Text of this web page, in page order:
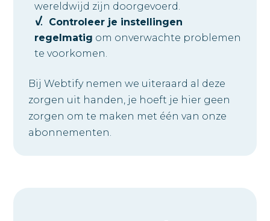
wereldwijd zijn doorgevoerd.
Controleer je instellingen
regelmatig om onverwachte problemen
te voorkomen.
Bij Webtify nemen we uiteraard al deze
zorgen uit handen, je hoeft je hier geen
zorgen om te maken met één van onze
abonnementen.